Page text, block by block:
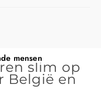
mensen
slim op
België en